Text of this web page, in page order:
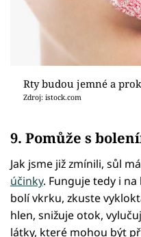
Rty budou jemné a
Zdroj: istock.com
9. Pomůže s
Jak jsme již zmínili, sůl
účinky. Funguje tedy i na
bolí vkrku, zkuste
hlen, snižuje otok,
látky, které mohou být